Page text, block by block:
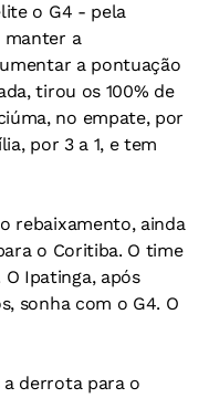
o G4 - pela
manter a
a pontuação
tirou os 100% de
no empate, por
por 3 a 1, e tem
rebaixamento, ainda
o Coritiba. O time
Ipatinga, após
sonha com o G4. O
a derrota para o